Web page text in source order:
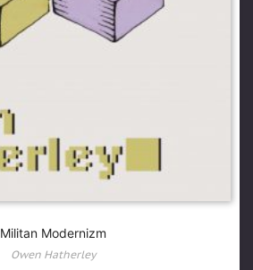
Militan Modernizm
Owen Hatherley